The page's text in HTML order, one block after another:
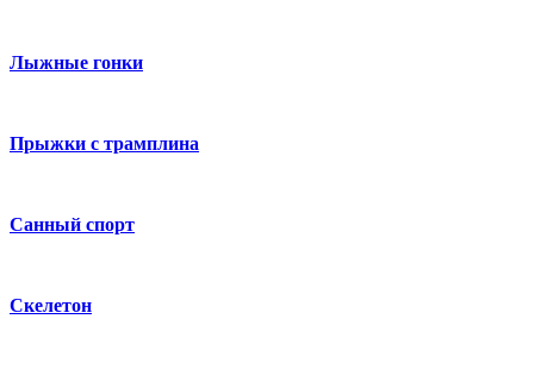
Лыжные гонки
Прыжки с трамплина
Санный спорт
Скелетон